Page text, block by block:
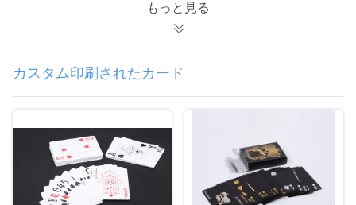
もっと見る
カスタム印刷されたカード